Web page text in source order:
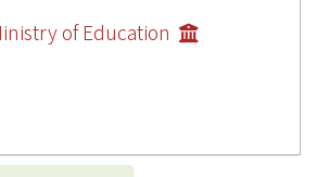
of Education